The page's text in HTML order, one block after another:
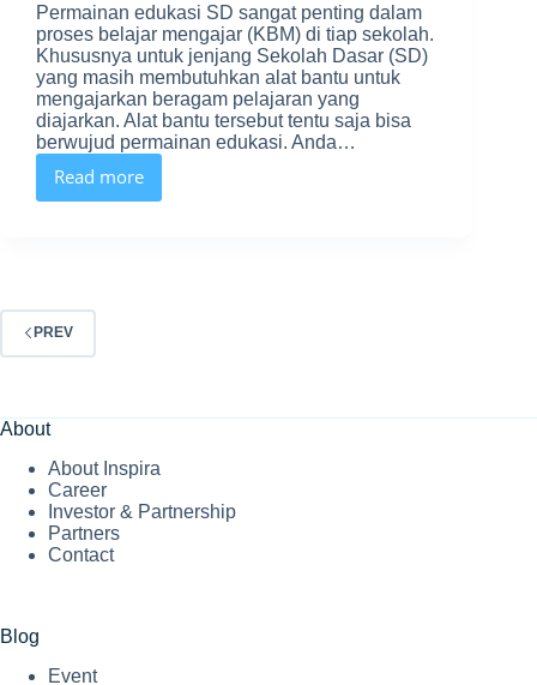
Permainan edukasi SD sangat penting dalam
proses belajar mengajar (KBM) di tiap sekolah.
Khususnya untuk jenjang Sekolah Dasar (SD)
yang masih membutuhkan alat bantu untuk
mengajarkan beragam pelajaran yang
diajarkan. Alat bantu tersebut tentu saja bisa
berwujud permainan edukasi. Anda…
Read more
Mengenal
Permainan
PREV
About
About Inspira
Career
Investor & Partnership
Partners
Contact
Blog
Event